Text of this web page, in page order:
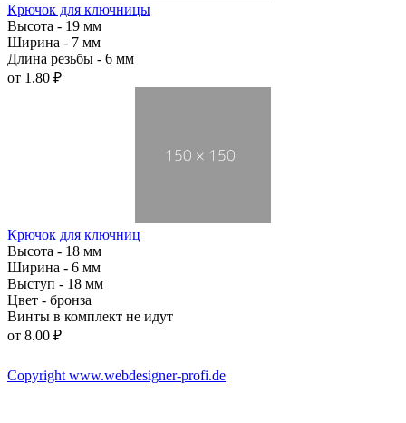
Крючок для ключницы
Высота - 19 мм
Ширина - 7 мм
Длина резьбы - 6 мм
от 1.80 ₽
Крючок для ключниц
Высота - 18 мм
Ширина - 6 мм
Выступ - 18 мм
Цвет - бронза
Винты в комплект не идут
от 8.00 ₽
Copyright www.webdesigner-profi.de